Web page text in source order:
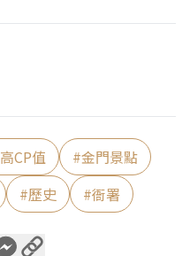
高CP值 #金門景點
#歷史 #衙署